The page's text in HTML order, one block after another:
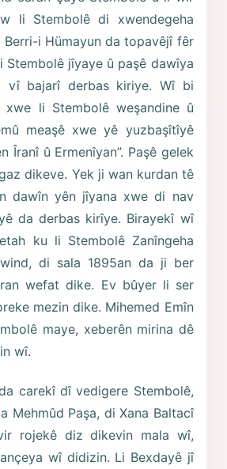
li Stembolê di xwendegeha
Berri-i Hümayun da topavêjî fêr
Stembolê jîyaye û paşê dawîya
vî bajarî derbas kiriye. Wî bi
xwe li Stembolê weşandine û
meaşê xwe yê yuzbaşîtîyê
Îranî û Ermenîyan”. Paşê gelek
dikeve. Yek ji wan kurdan tê
dawîn yên jîyana xwe di nav
da derbas kirîye. Birayekî wî
ku li Stembolê Zanîngeha
di sala 1895an da ji ber
wefat dike. Ev bûyer li ser
mezin dike. Mihemed Emîn
maye, xeberên mirina dê
wî.
carekî dî vedigere Stembolê,
Mehmûd Paşa, di Xana Baltacî
rojekê diz dikevin mala wî,
wî didizin. Li Bexdayê jî